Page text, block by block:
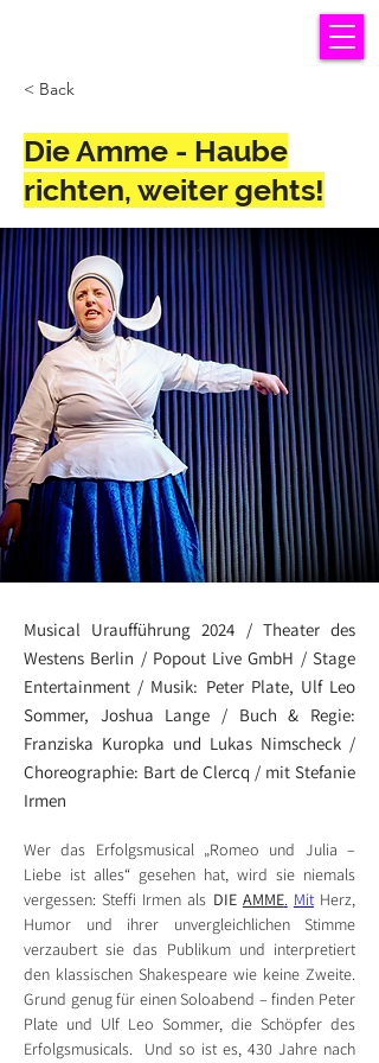
< Back
Die Amme - Haube
richten, weiter gehts!
Musical Uraufführung 2024 / Theater des
Westens Berlin / Popout Live GmbH / Stage
Entertainment / Musik: Peter Plate, Ulf Leo
Sommer, Joshua Lange / Buch & Regie:
Franziska Kuropka und Lukas Nimscheck /
Choreographie: Bart de Clercq / mit Stefanie
Irmen
Wer das Erfolgsmusical „Romeo und Julia –
Liebe ist alles“ gesehen hat, wird sie niemals
vergessen: Steffi Irmen als DIE AMME. Mit Herz,
Humor und ihrer unvergleichlichen Stimme
verzaubert sie das Publikum und interpretiert
den klassischen Shakespeare wie keine Zweite.
Grund genug für einen Soloabend – finden Peter
Plate und Ulf Leo Sommer, die Schöpfer des
Erfolgsmusicals.  Und so ist es, 430 Jahre nach